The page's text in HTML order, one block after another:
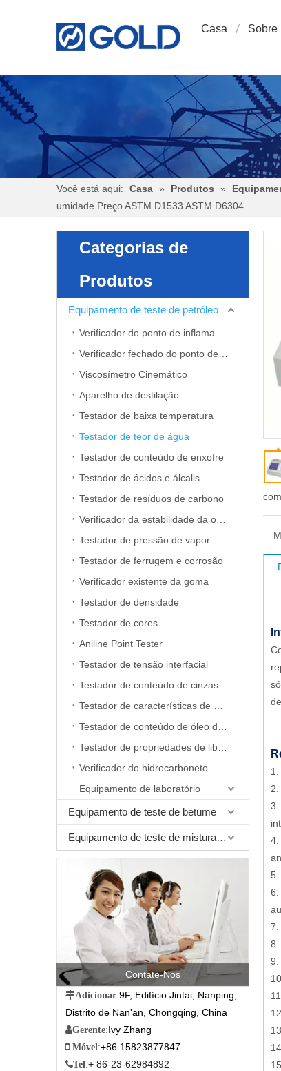
Casa Sobre
Você está aqui: Casa » Produtos »
umidade Preço ASTM D1533 ASTM D6304
Categorias de
Produtos
Equipamento de teste de petróleo
Viscosímetro Cinemático
Aparelho de destilação
Testador de baixa temperatura
Testador de teor de água
Testador de conteúdo de enxofre
Testador de ácidos e álcalis
Testador de resíduos de carbono
Testador de pressão de vapor
Testador de ferrugem e corrosão
Verificador existente da goma
Testador de densidade
Testador de cores
Aniline Point Tester
Testador de tensão interfacial
Testador de conteúdo de cinzas
Verificador do hidrocarboneto
Equipamento de laboratório
Equipamento de teste de betume
Equipamento de teste de mistura betuminosa
Contate-Nos
Adicionar:9F, Edifício Jintai, Nanping,
Distrito de Nan'an, Chongqing, China
Gerente:Ivy Zhang
 Móvel :+86 15823877847
Tel :+ 86-23-62984892
3.
4.
5.
6.
7.
8.
9.